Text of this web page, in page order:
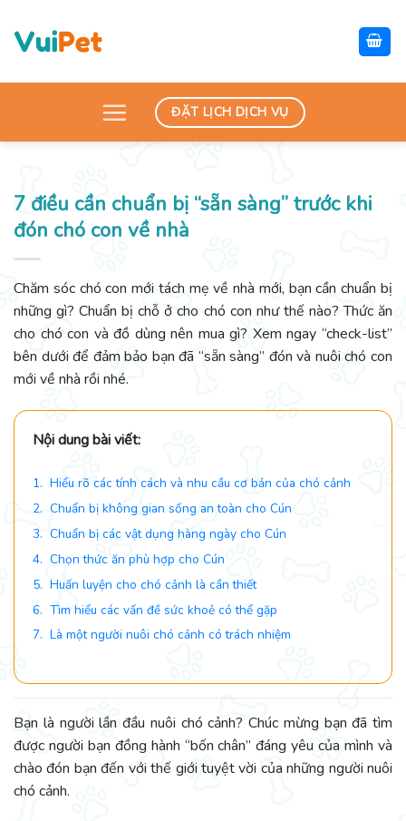
content
ĐẶT LỊCH DỊCH VỤ
7 điều cần chuẩn bị “sẵn sàng” trước khi
đón chó con về nhà
Chăm sóc chó con mới tách mẹ về nhà mới, bạn cần chuẩn bị
những gì? Chuẩn bị chỗ ở cho chó con như thế nào? Thức ăn
cho chó con và đồ dùng nên mua gì? Xem ngay “check-list”
bên dưới để đảm bảo bạn đã “sẵn sàng” đón và nuôi chó con
mới về nhà rồi nhé.
Nội dung bài viết:
1. Hiểu rõ các tính cách và nhu cầu cơ bản của chó cảnh
2. Chuẩn bị không gian sống an toàn cho Cún
3. Chuẩn bị các vật dụng hàng ngày cho Cún
4. Chọn thức ăn phù hợp cho Cún
5. Huấn luyện cho chó cảnh là cần thiết
6. Tìm hiểu các vấn đề sức khoẻ có thể gặp
7. Là một người nuôi chó cảnh có trách nhiệm
Bạn là người lần đầu nuôi chó cảnh? Chúc mừng bạn đã tìm
được người bạn đồng hành “bốn chân” đáng yêu của mình và
chào đón bạn đến với thế giới tuyệt vời của những người nuôi
chó cảnh.